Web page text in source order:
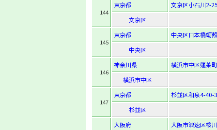
144
東京都
文京区小石川2-
文京区
145
東京都
中央区日本橋蛎
中央区
146
神奈川県
横浜市中区蓬莱
横浜市中区
147
東京都
杉並区和泉4-40-
杉並区
大阪府
大阪市浪速区桜